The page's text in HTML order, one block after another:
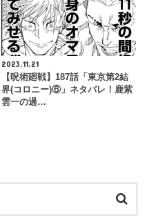
2023.11.21
【呪術廻戦】187話「東京第2結
界(コロニー)⑥」ネタバレ！鹿紫
雲一の過…